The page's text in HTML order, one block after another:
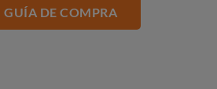
GUÍA DE COMPRA